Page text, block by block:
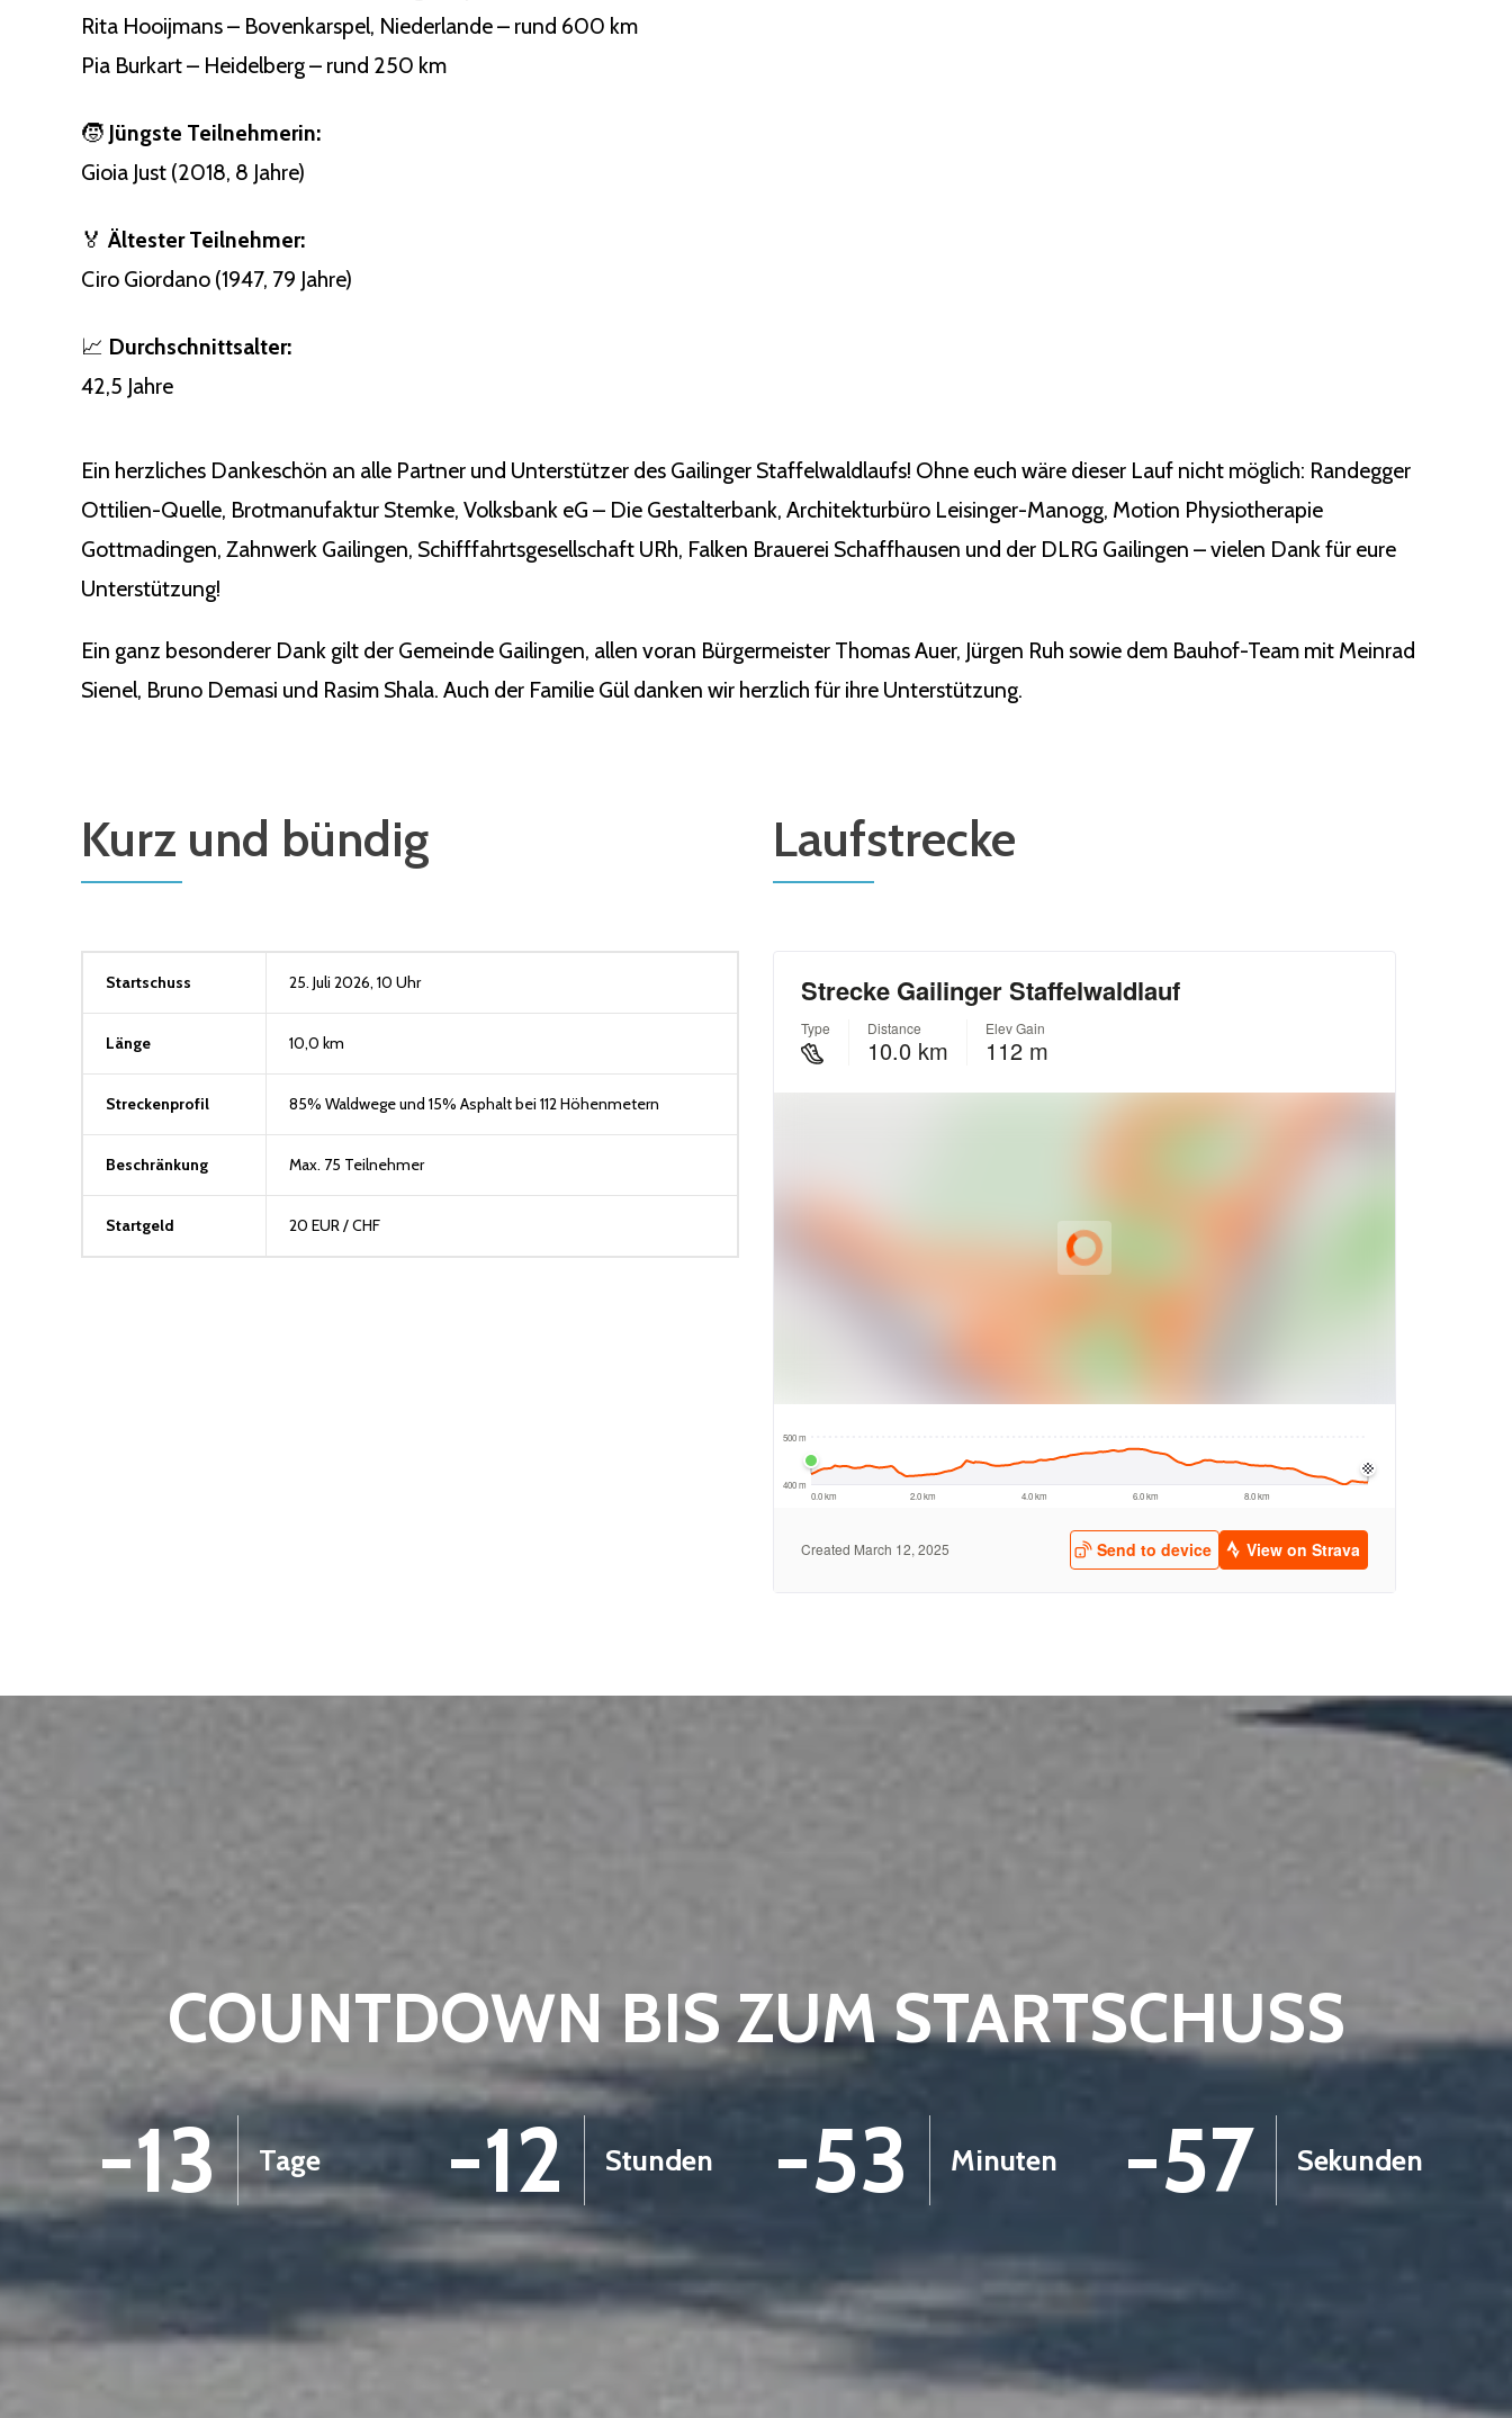
Rita Hooijmans – Bovenkarspel, Niederlande – rund 600 km
Pia Burkart – Heidelberg – rund 250 km
🧒 Jüngste Teilnehmerin:
Gioia Just (2018, 8 Jahre)
🏅 Ältester Teilnehmer:
Ciro Giordano (1947, 79 Jahre)
📈 Durchschnittsalter:
42,5 Jahre
Ein herzliches Dankeschön an alle Partner und Unterstützer des Gailinger Staffelwaldlaufs! Ohne euch wäre dieser Lauf nicht möglich: Randegger
Ottilien-Quelle, Brotmanufaktur Stemke, Volksbank eG – Die Gestalterbank, Architekturbüro Leisinger-Manogg, Motion Physiotherapie
Gottmadingen, Zahnwerk Gailingen, Schifffahrtsgesellschaft URh, Falken Brauerei Schaffhausen und der DLRG Gailingen – vielen Dank für eure
Unterstützung!
Ein ganz besonderer Dank gilt der Gemeinde Gailingen, allen voran Bürgermeister Thomas Auer, Jürgen Ruh sowie dem Bauhof-Team mit Meinrad
Sienel, Bruno Demasi und Rasim Shala. Auch der Familie Gül danken wir herzlich für ihre Unterstützung.
Kurz und bündig
Startschuss 25. Juli 2026, 10 Uhr
Länge 10,0 km
Streckenprofil 85% Waldwege und 15% Asphalt bei 112 Höhenmetern
Beschränkung Max. 75 Teilnehmer
Startgeld 20 EUR / CHF
Laufstrecke
COUNTDOWN BIS ZUM STARTSCHUSS
-13 Tage -12 Stunden -53 Minuten -58 Sekunden